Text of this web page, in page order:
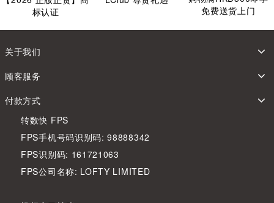
标认证
免费送货上门
关于我们
顾客服务
付款方式
转数快 FPS
FPS手机号码识别码: 98888342
FPS识别码: 161721063
FPS公司名称: LOFTY LIMITED